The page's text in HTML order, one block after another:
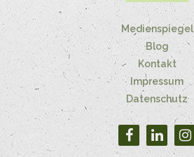
Medienspiegel
Blog
Kontakt
Impressum
Datenschutz